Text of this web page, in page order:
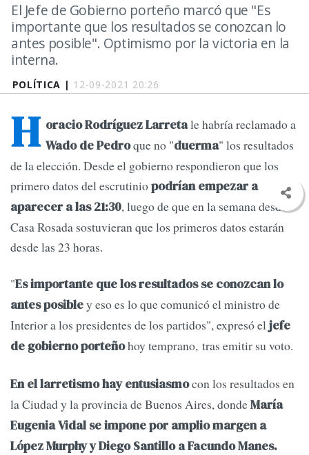
POLÍTICA | 12-09-2021 20:26
El Jefe de Gobierno porteño marcó que "Es
importante que los resultados se conozcan lo
antes posible". Optimismo por la victoria en la
interna.
H oracio Rodríguez Larretale habría reclamado a
Wado de Pedroque no "duerma" los resultados
de la elección. Desde el gobierno respondieron que los
primero datos del escrutiniopodrían empezar a
aparecer a las 21:30, luego de que en la semana desde
Casa Rosada sostuvieran que los primeros datos estarán
desde las 23 horas.
"Es importante que los resultados se conozcan lo
antes posibley eso es lo que comunicó el ministro de
Interior a los presidentes de los partidos", expresó eljefe
de gobierno porteñohoy temprano, tras emitir su voto.
En el larretismo hay entusiasmocon los resultados en
la Ciudad y la provincia de Buenos Aires, dondeMaría
Eugenia Vidal se impone por amplio margen a
López Murphy y Diego Santillo a Facundo Manes.